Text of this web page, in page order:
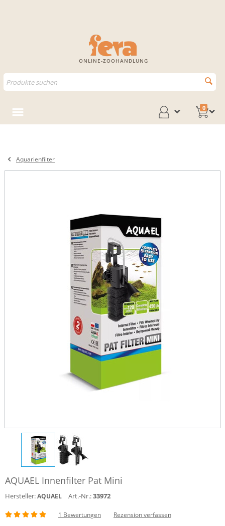
ONLINE-ZOOHANDLUNG
0
Aquarienfilter
AQUAEL Innenfilter Pat Mini
Hersteller:AQUAEL Art.-Nr.:33972
1 Bewertungen Rezension verfassen